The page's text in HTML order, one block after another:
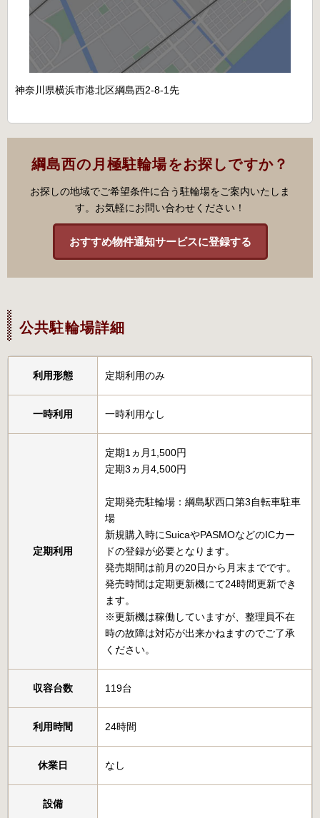
神奈川県横浜市港北区綱島西2-8-1先
綱島西の月極駐輪場をお探しですか？
お探しの地域でご希望条件に合う駐輪場をご案内いたしま
す。お気軽にお問い合わせください！
おすすめ物件通知サービスに登録する
公共駐輪場詳細
利用形態 定期利用のみ
一時利用 一時利用なし
定期利用
定期1ヵ月1,500円
定期3ヵ月4,500円
定期発売駐輪場：綱島駅西口第3自転車駐車
場
新規購入時にSuicaやPASMOなどのICカー
ドの登録が必要となります。
発売期間は前月の20日から月末までです。
発売時間は定期更新機にて24時間更新でき
ます。
※更新機は稼働していますが、整理員不在
時の故障は対応が出来かねますのでご了承
ください。
収容台数 119台
利用時間 24時間
休業日 なし
設備